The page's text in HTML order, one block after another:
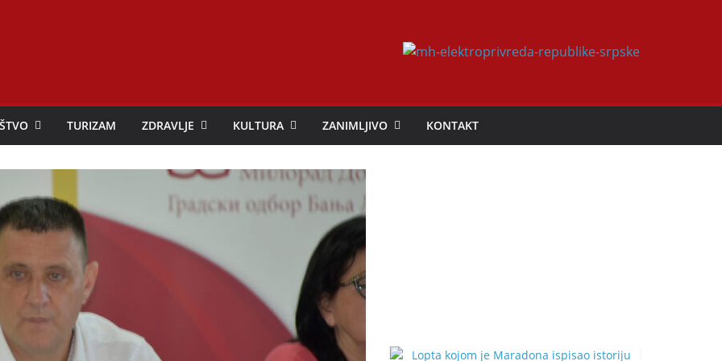
TURIZAM ZDRAVLJE KULTURA ZANIMLJIVO KONTAKT